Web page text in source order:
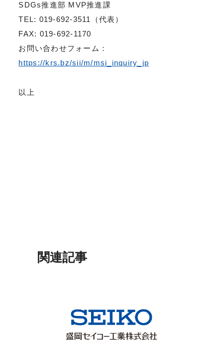
SDGs推進部 MVP推進課
TEL: 019-692-3511（代表）
FAX: 019-692-1170
お問い合わせフォーム：
https://krs.bz/sii/m/msi_inquiry_jp
以上
関連記事